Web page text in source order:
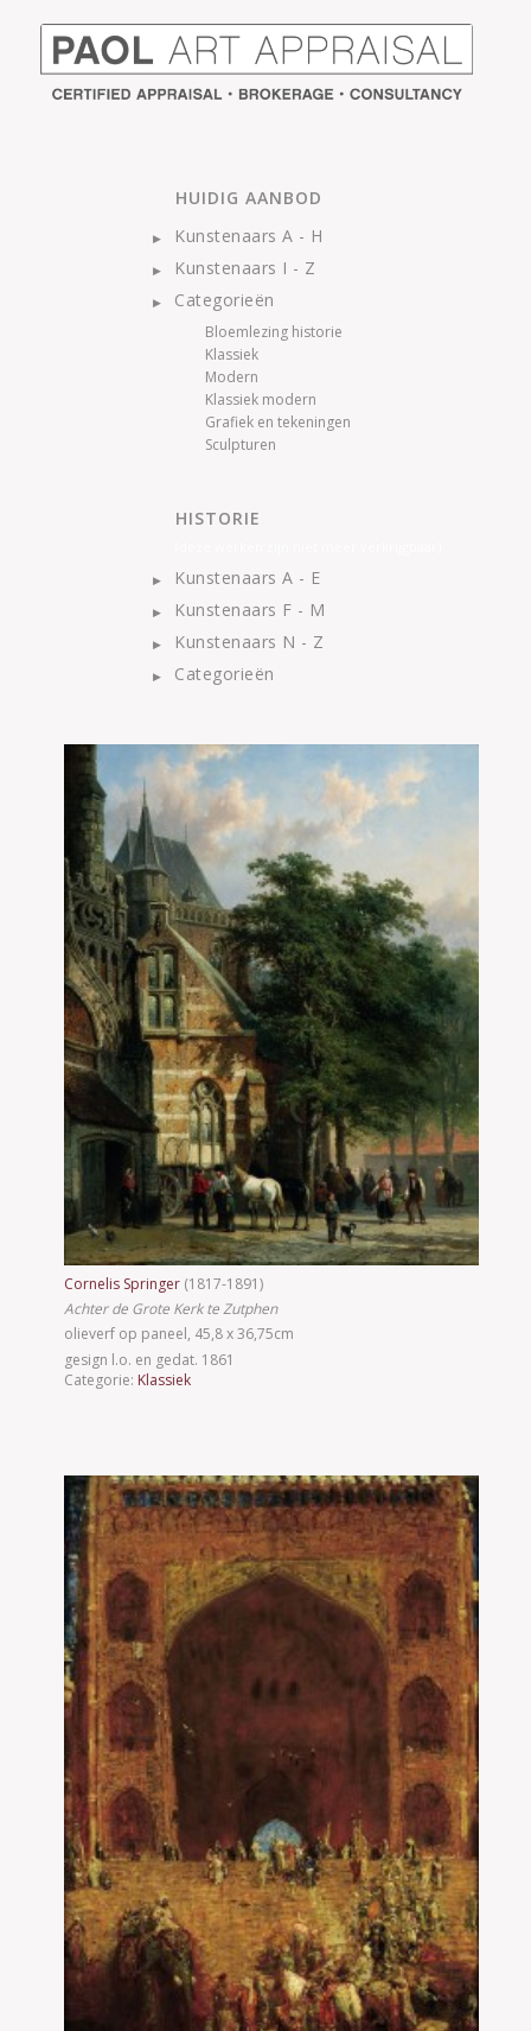
HUIDIG AANBOD
Kunstenaars A - H
Kunstenaars I - Z
Categorieën
Bloemlezing historie
Klassiek
Modern
Klassiek modern
Grafiek en tekeningen
Sculpturen
HISTORIE
Kunstenaars A - E
Kunstenaars F - M
Kunstenaars N - Z
Categorieën
Cornelis Springer (1817-1891)
Achter de Grote Kerk te Zutphen
olieverf op paneel, 45,8 x 36,75cm
gesign l.o. en gedat. 1861
Categorie: Klassiek